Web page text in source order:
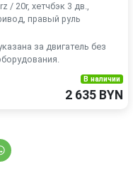
/ 20r, хетчбэк 3 дв.,
правый руль
за двигатель без
В наличии
2 635 BYN